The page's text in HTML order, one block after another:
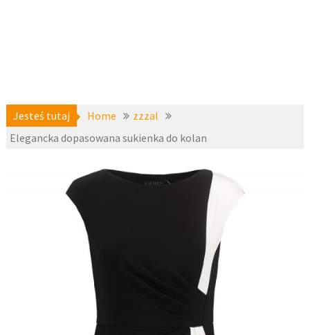
Jesteś tutaj Home
zzzal
Elegancka dopasowana sukienka do kolan
2016
a-
niedostepne
zzzal